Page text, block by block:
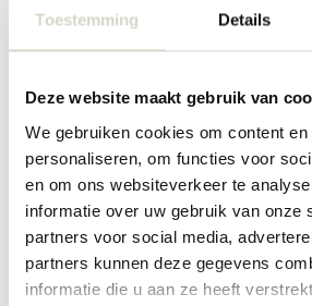
Toestemming Details
Deze website maakt gebruik van
We gebruiken cookies om content
personaliseren, om functies voor
en om ons websiteverkeer te
informatie over uw gebruik van onze
partners voor social media,
partners kunnen deze gegevens
informatie die u aan ze heeft
Afmeting: diameter 17,5 x hoogte 6cm
Materiaal: marmer
Kleur: naturel
geschikt voor de vaatwasser, oven en
voorkomen, waardoor elk stuk uniek is.
Artikelnummer
SKU 82073253